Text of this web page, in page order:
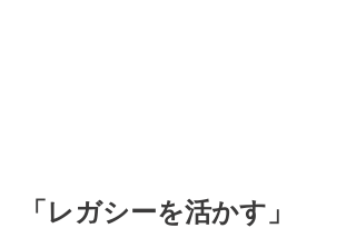
「レガシーを活かす」